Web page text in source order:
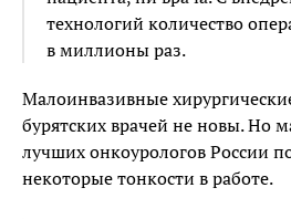
технологий количество
в миллионы раз.
Малоинвазивные
бурятских врачей не новы. Но
лучших онкоурологов России
некоторые тонкости в работе.